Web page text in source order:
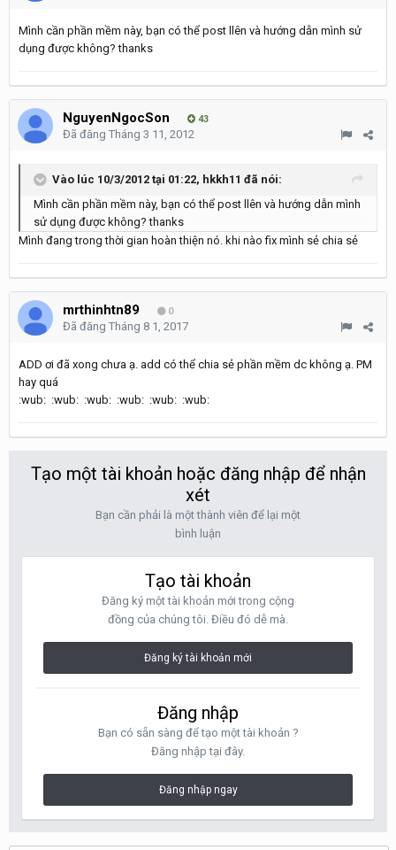
Mình cần phần mềm này, bạn có thể post llên và hướng dẫn mình sử
dụng được không? thanks
NguyenNgocSon 43
Đã đăng Tháng 3 11, 2012
Vào lúc 10/3/2012 tại 01:22, hkkh11 đã nói:
Mình cần phần mềm này, bạn có thể post llên và hướng dẫn mình
sử dụng được không? thanks
Mình đang trong thời gian hoàn thiện nó. khi nào fix mình sẻ chia sẻ
mrthinhtn89 0
Đã đăng Tháng 8 1, 2017
ADD ơi đã xong chưa ạ. add có thể chia sẻ phần mềm dc không ạ. PM
hay quá
:wub: :wub: :wub: :wub: :wub: :wub:
Tạo một tài khoản hoặc đăng nhập để nhận
xét
Bạn cần phải là một thành viên để lại một
bình luận
Tạo tài khoản
Đăng ký một tài khoản mới trong cộng
đồng của chúng tôi. Điều đó dễ mà.
Đăng ký tài khoản mới
Đăng nhập
Bạn có sẵn sàng để tạo một tài khoản ?
Đăng nhập tại đây.
Đăng nhập ngay